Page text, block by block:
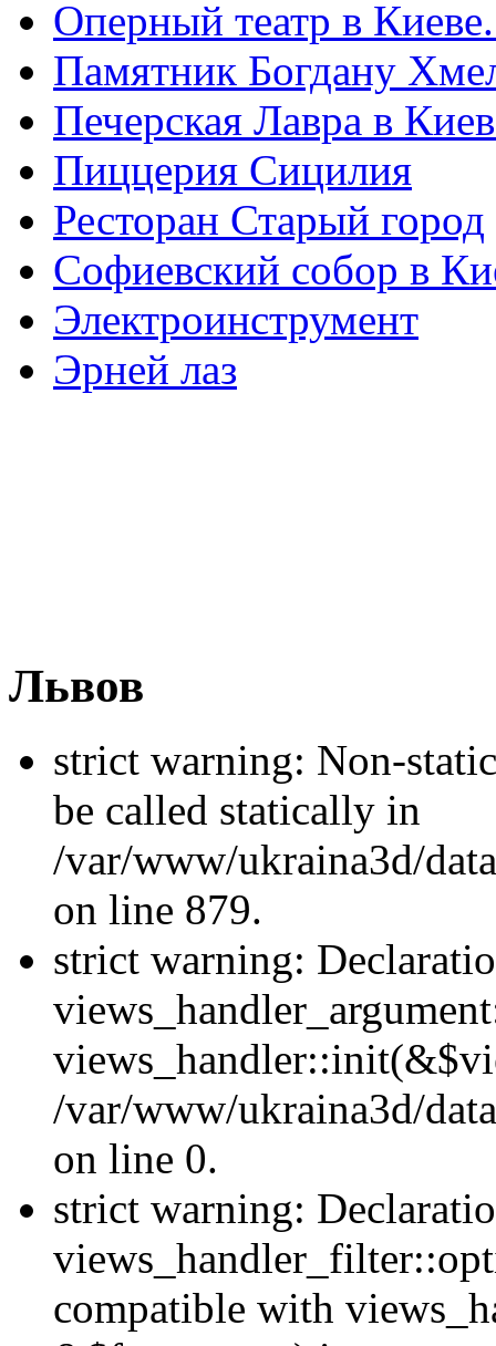
Оперный театр в
Памятник Богдану
Печерская Лавра в
Пиццерия Сицилия
Ресторан Старый город
Софиевский собор в
Электроинструмент
Эрней лаз
Львов
strict warning: Non-
be called statically in
/var/www/ukraina3d/
on line 879.
strict warning:
/var/www/ukraina3d/
on line 0.
strict warning:
compatible with